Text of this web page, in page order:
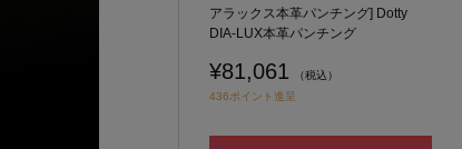
アラックス本革パンチング] Dotty
DIA-LUX本革パンチング
¥81,061
（税込）
436ポイント進呈